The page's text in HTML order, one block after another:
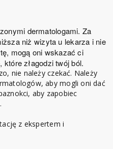
dermatologami. Za
niż wizyta u lekarza i nie
mogą oni wskazać ci
które złagodzi twój ból.
nie należy czekać. Należy
aby mogli oni dać
aby zapobiec
z ekspertem i